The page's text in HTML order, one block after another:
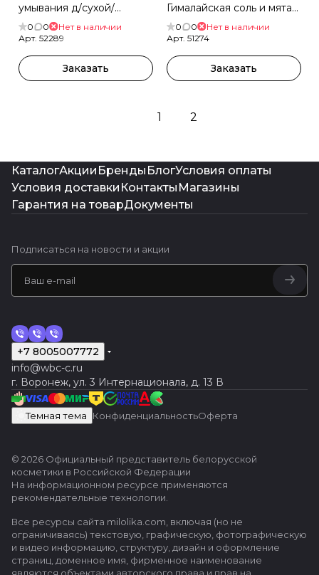
умывания д/сухой/
чувствительной кожи
230мл
0 0
Нет в наличии
Арт. 52289
Заказать
Гималайская соль и мята
250мл
0 0
Нет в наличии
Арт. 51274
Заказать
1 2
КаталогАкции Бренды БлогУсловия оплаты
Условия доставки Контакты Магазины
Гарантия на товарДокументы
Подписаться на новости и акции
+7 8005007772
info@wbc-c.ru
г. Воронеж, ул. 3 Интернационала, д. 13 В
Темная тема КонфиденциальностьОферта
© 2026 Официальный представитель белорусской
косметики в Российской Федерации
На информационном ресурсе применяются
рекомендательные технологии
Все ресурсы сайта milolika.com, включая (но не
ограничиваясь) текстовую, графическую, фотографическую
и видео информацию, структуру, дизайн и оформление
страниц, доменное имя, фирменное наименование